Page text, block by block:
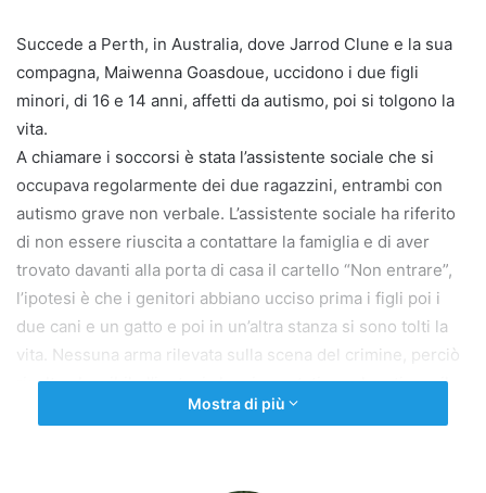
Succede a Perth, in Australia, dove Jarrod Clune e la sua
compagna, Maiwenna Goasdoue, uccidono i due figli
minori, di 16 e 14 anni, affetti da autismo, poi si tolgono la
vita.
A chiamare i soccorsi è stata l’assistente sociale che si
occupava regolarmente dei due ragazzini, entrambi con
autismo grave non verbale. L’assistente sociale ha riferito
di non essere riuscita a contattare la famiglia e di aver
trovato davanti alla porta di casa il cartello “Non entrare”,
l’ipotesi è che i genitori abbiano ucciso prima i figli poi i
due cani e un gatto e poi in un’altra stanza si sono tolti la
vita. Nessuna arma rilevata sulla scena del crimine, perciò
risulta plausibile l’ipotesi che siano stati avvelenati con il
Mostra di più